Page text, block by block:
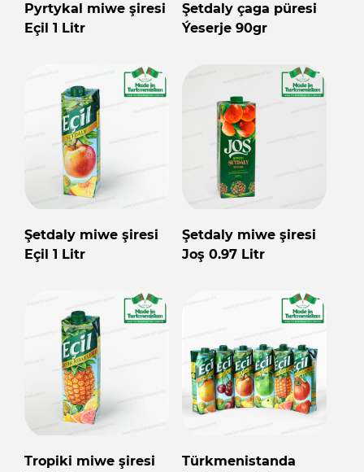
Pyrtykal miwe şiresi
Eçil 1 Litr
Şetdaly çaga püresi
Ýeserje 90gr
Şetdaly miwe şiresi
Eçil 1 Litr
Şetdaly miwe şiresi
Joş 0.97 Litr
Tropiki miwe şiresi
Türkmenistanda